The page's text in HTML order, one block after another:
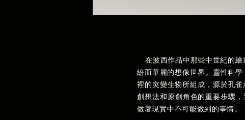
在波西作品中那些中世紀的
紛而華麗的想像世界。靈性科
裡的突變生物所組成，源於孔
創想法和原創角色的重要步驟
做著現實中不可能做到的事情。